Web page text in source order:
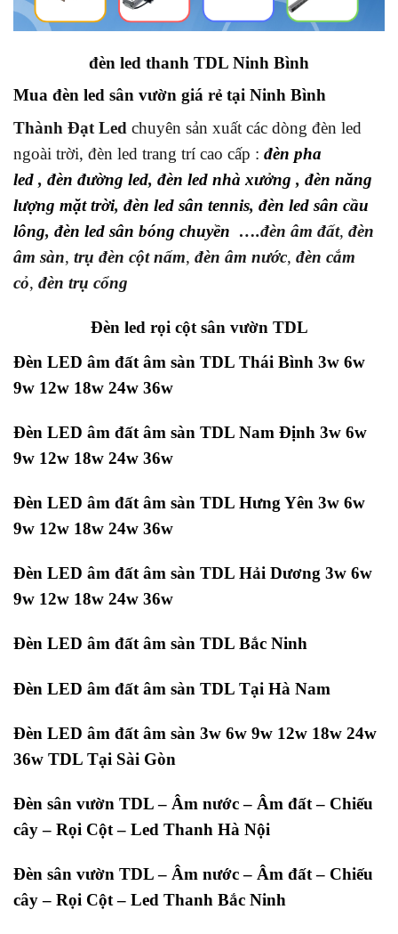
đèn led thanh TDL Ninh Bình
Mua đèn led sân vườn giá rẻ tại Ninh Bình
Thành Đạt Led chuyên sản xuất các dòng đèn led
ngoài trời, đèn led trang trí cao cấp : đèn pha
led , đèn đường led, đèn led nhà xưởng , đèn năng
lượng mặt trời, đèn led sân tennis, đèn led sân cầu
lông, đèn led sân bóng chuyền ….đèn âm đất, đèn
âm sàn, trụ đèn cột nấm, đèn âm nước, đèn cắm
cỏ, đèn trụ cổng
Đèn led rọi cột sân vườn TDL
Đèn LED âm đất âm sàn TDL Thái Bình 3w 6w
9w 12w 18w 24w 36w
Đèn LED âm đất âm sàn TDL Nam Định 3w 6w
9w 12w 18w 24w 36w
Đèn LED âm đất âm sàn TDL Hưng Yên 3w 6w
9w 12w 18w 24w 36w
Đèn LED âm đất âm sàn TDL Hải Dương 3w 6w
9w 12w 18w 24w 36w
Đèn LED âm đất âm sàn TDL Bắc Ninh
Đèn LED âm đất âm sàn TDL Tại Hà Nam
Đèn LED âm đất âm sàn 3w 6w 9w 12w 18w 24w
36w TDL Tại Sài Gòn
Đèn sân vườn TDL – Âm nước – Âm đất – Chiếu
cây – Rọi Cột – Led Thanh Hà Nội
Đèn sân vườn TDL – Âm nước – Âm đất – Chiếu
cây – Rọi Cột – Led Thanh Bắc Ninh